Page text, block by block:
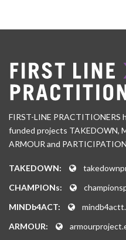
FIRST-LINE PRACTITIONERS
funded projects TAKEDOWN,
ARMOUR and
TAKEDOWN:
CHAMPIONs:
MINDb4ACT:
ARMOUR: